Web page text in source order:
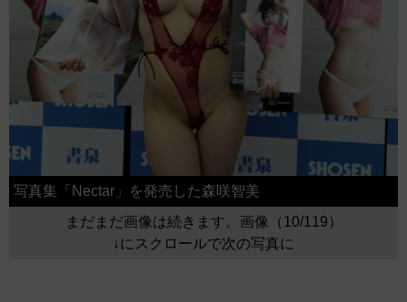
写真集「Nectar」を発売した森咲智美
まだまだ画像は続きます。画像（10/119）
↓にスクロールで次の写真に